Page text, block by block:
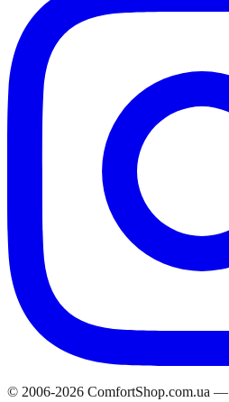
© 2006-2026 ComfortShop.com.ua —